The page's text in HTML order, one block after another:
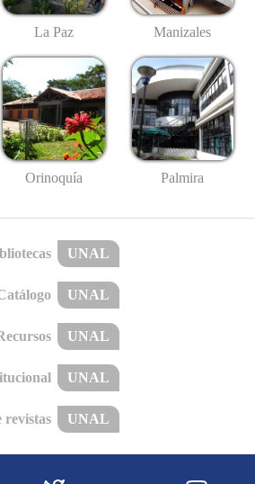
La Paz Manizales
Orinoquía Palmira
UNAL
UNAL
UNAL
UNAL
revistas UNAL